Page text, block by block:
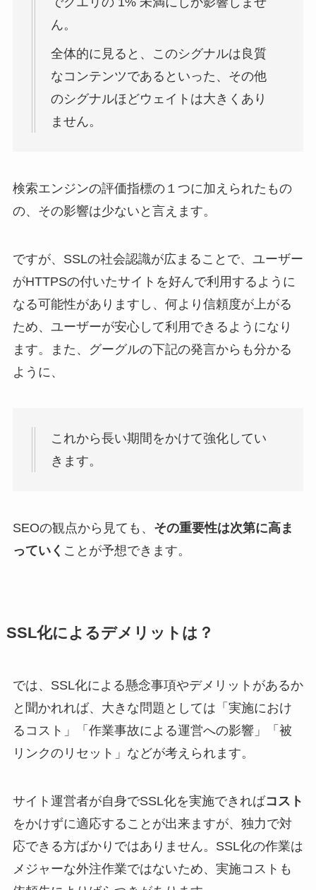
ん。
全体的に見ると、このシグナルは良質
なコンテンツであるといった、その他
のシグナルほどウェイトは大きくあり
ません。
検索エンジンの評価指標の１つに加えられたもの
の、その影響は少ないと言えます。
ですが、SSLの社会認識が広まることで、ユーザー
がHTTPSの付いたサイトを好んで利用するように
なる可能性がありますし、何より信頼度が上がる
ため、ユーザーが安心して利用できるようになり
ます。また、グーグルの下記の発言からも分かる
ように、
これから長い期間をかけて強化してい
きます。
SEOの観点から見ても、 その重要性は次第に高ま
っていく ことが予想できます。
SSL化によるデメリットは？
では、SSL化による懸念事項やデメリットがあるか
と聞かれれば、大きな問題としては「実施におけ
るコスト」「作業事故による運営への影響」「被
リンクのリセット」などが考えられます。
サイト運営者が自身でSSL化を実施できればコスト
をかけずに適応することが出来ますが、独力で対
応できる方ばかりではありません。SSL化の作業は
メジャーな外注作業ではないため、実施コストも